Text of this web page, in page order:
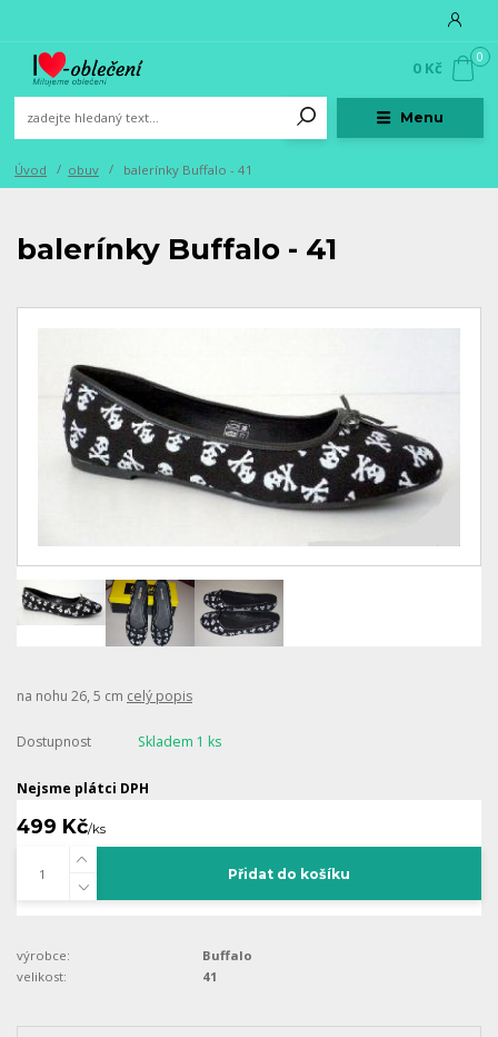
Menu
0
0 Kč
Úvod obuv balerínky Buffalo - 41
balerínky Buffalo - 41
na nohu 26, 5 cm celý popis
Dostupnost Skladem 1 ks
Nejsme plátci DPH
499 Kč/ks
Přidat do košíku
výrobce:
Buffalo
velikost:
41